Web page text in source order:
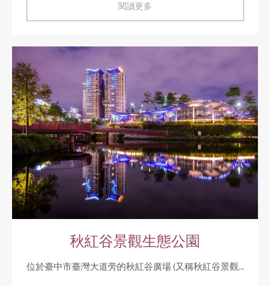
閱讀更多
秋紅谷景觀生態公園
位於臺中市臺灣大道旁的秋紅谷廣場 (又稱秋紅谷景觀...